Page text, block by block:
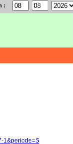
:
1&periode=S